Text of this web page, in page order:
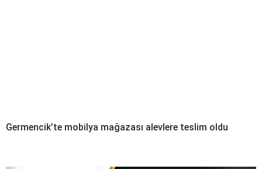
Germencik’te mobilya mağazası alevlere teslim oldu